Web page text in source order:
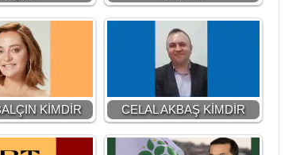
KİMDİR CELAL AKBAŞ KİMDİR